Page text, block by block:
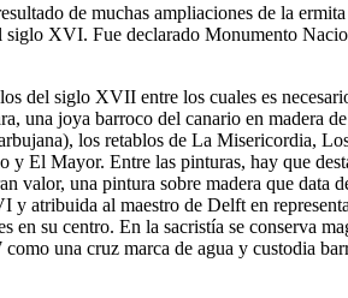
de muchas ampliaciones de la ermita
siglo XVI. Fue declarado Monumento
del siglo XVII entre los cuales es
, una joya barroco del canario en madera
), los retablos de La Misericordia,
y El Mayor. Entre las pinturas, hay que
valor, una pintura sobre madera que data
y atribuida al maestro de Delft en
en su centro. En la sacristía se conserva
una cruz marca de agua y custodia